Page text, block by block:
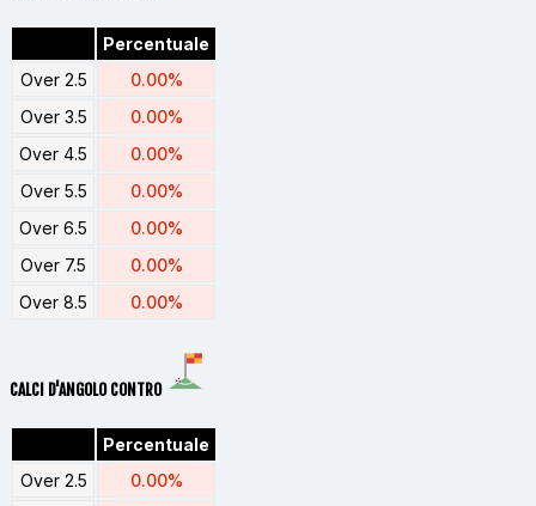
Percentuale
Over 2.5
0.00%
Over 3.5
0.00%
Over 4.5
0.00%
Over 5.5
0.00%
Over 6.5
0.00%
Over 7.5
0.00%
Over 8.5
0.00%
CALCI D'ANGOLO CONTRO
Percentuale
Over 2.5
0.00%